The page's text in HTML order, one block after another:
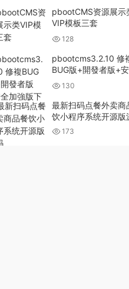
pbootCMS资源展示
VIP模板三套
128
pbootcms3.2.10 修
BUG版+開發者版+
強版下載
130
最新扫码点餐外卖商
饮小程序系统开源版
173